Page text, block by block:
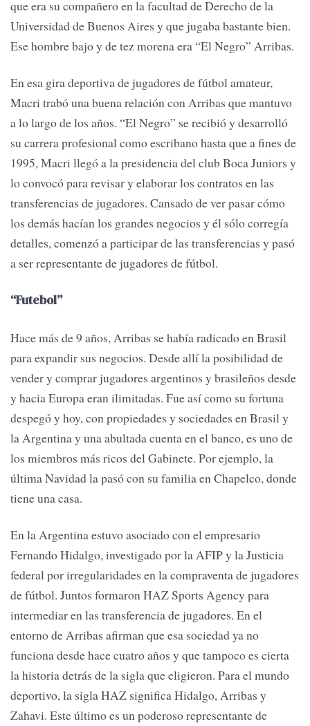
que era su compañero en la facultad de Derecho de la
Universidad de Buenos Aires y que jugaba bastante bien.
Ese hombre bajo y de tez morena era “El Negro” Arribas.
En esa gira deportiva de jugadores de fútbol amateur,
Macri trabó una buena relación con Arribas que mantuvo
a lo largo de los años. “El Negro” se recibió y desarrolló
su carrera profesional como escribano hasta que a fines de
1995, Macri llegó a la presidencia del club Boca Juniors y
lo convocó para revisar y elaborar los contratos en las
transferencias de jugadores. Cansado de ver pasar cómo
los demás hacían los grandes negocios y él sólo corregía
detalles, comenzó a participar de las transferencias y pasó
a ser representante de jugadores de fútbol.
“Futebol”
Hace más de 9 años, Arribas se había radicado en Brasil
para expandir sus negocios. Desde allí la posibilidad de
vender y comprar jugadores argentinos y brasileños desde
y hacia Europa eran ilimitadas. Fue así como su fortuna
despegó y hoy, con propiedades y sociedades en Brasil y
la Argentina y una abultada cuenta en el banco, es uno de
los miembros más ricos del Gabinete. Por ejemplo, la
última Navidad la pasó con su familia en Chapelco, donde
tiene una casa.
En la Argentina estuvo asociado con el empresario
Fernando Hidalgo, investigado por la AFIP y la Justicia
federal por irregularidades en la compraventa de jugadores
de fútbol. Juntos formaron HAZ Sports Agency para
intermediar en las transferencia de jugadores. En el
entorno de Arribas afirman que esa sociedad ya no
funciona desde hace cuatro años y que tampoco es cierta
la historia detrás de la sigla que eligieron. Para el mundo
deportivo, la sigla HAZ significa Hidalgo, Arribas y
Zahavi. Este último es un poderoso representante de